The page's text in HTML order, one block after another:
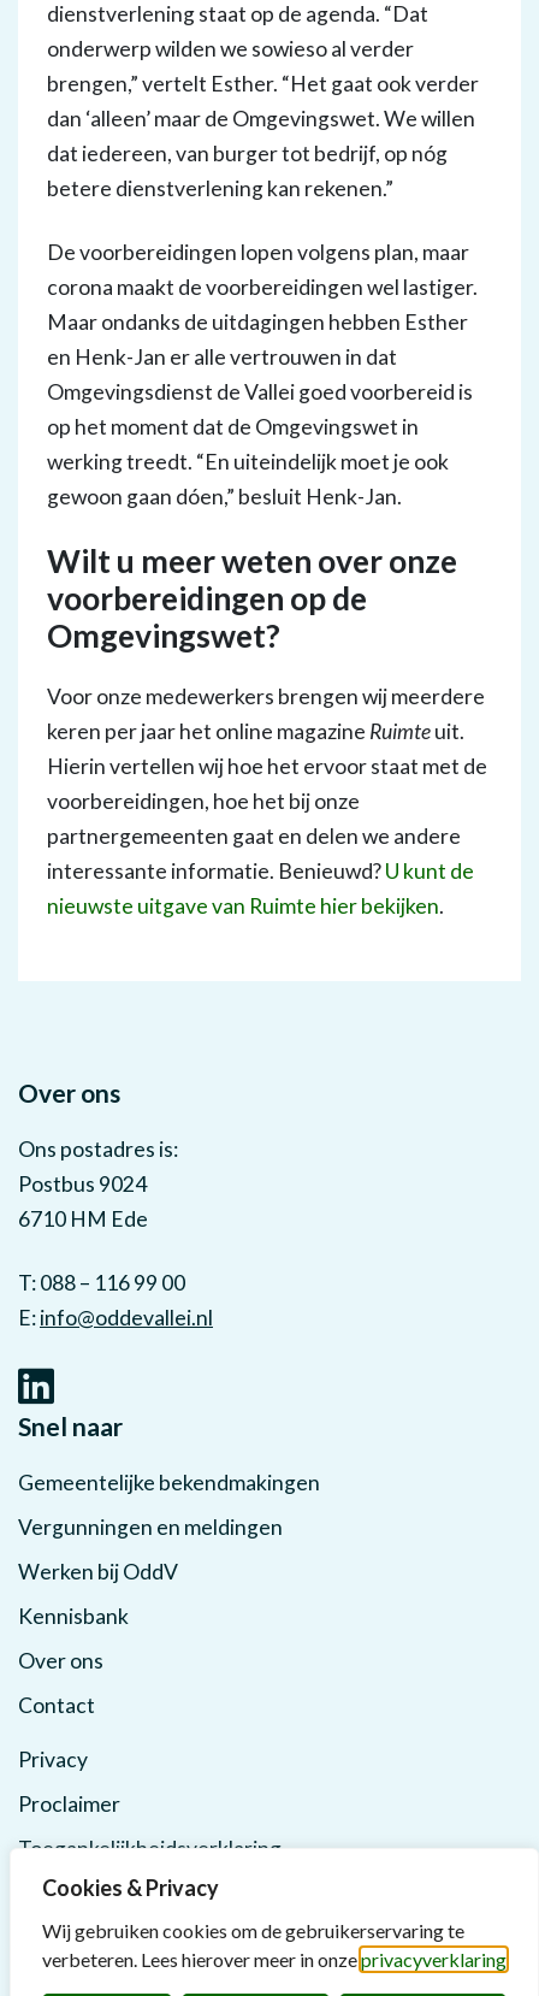
Cookies & Privacy
Wij gebruiken cookies om de gebruikerservaring te
verbeteren. Lees hierover meer in onzeprivacyverklaring
dienstverlening staat op de agenda. “Dat
onderwerp wilden we sowieso al verder
brengen,” vertelt Esther. “Het gaat ook verder
dan ‘alleen’ maar de Omgevingswet. We willen
dat iedereen, van burger tot bedrijf, op nóg
betere dienstverlening kan rekenen.”
De voorbereidingen lopen volgens plan, maar
corona maakt de voorbereidingen wel lastiger.
Maar ondanks de uitdagingen hebben Esther
en Henk-Jan er alle vertrouwen in dat
Omgevingsdienst de Vallei goed voorbereid is
op het moment dat de Omgevingswet in
werking treedt. “En uiteindelijk moet je ook
gewoon gaan dóen,” besluit Henk-Jan.
Wilt u meer weten over onze
voorbereidingen op de
Omgevingswet?
Voor onze medewerkers brengen wij meerdere
keren per jaar het online magazine Ruimteuit.
Hierin vertellen wij hoe het ervoor staat met de
voorbereidingen, hoe het bij onze
partnergemeenten gaat en delen we andere
interessante informatie. Benieuwd?U kunt de
nieuwste uitgave van Ruimte hier bekijken.
Over ons
Ons postadres is:
Postbus 9024
6710 HM Ede
T: 088 – 116 99 00
E:info@oddevallei.nl
Snel naar
Gemeentelijke bekendmakingen
Vergunningen en meldingen
Werken bij OddV
Kennisbank
Over ons
Contact
Privacy
Proclaimer
Toegankelijkheidsverklaring